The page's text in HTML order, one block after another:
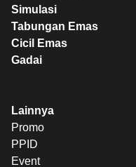
Simulasi
Tabungan Emas
Cicil Emas
Gadai
Lainnya
Promo
PPID
Event